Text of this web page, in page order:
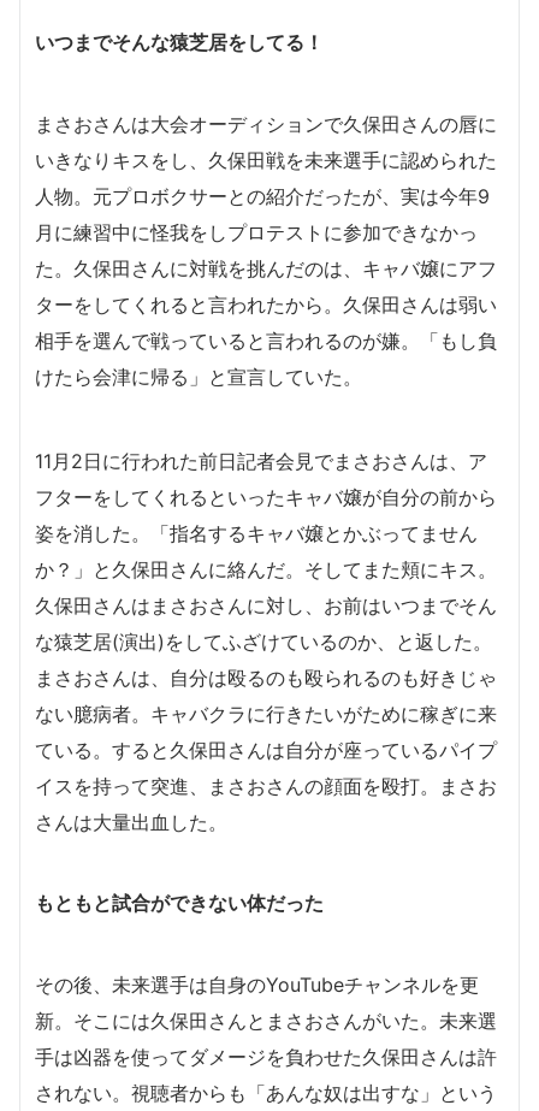
いつまでそんな猿芝居をしてる！
まさおさんは大会オーディションで久保田さんの唇に
いきなりキスをし、久保田戦を未来選手に認められた
人物。元プロボクサーとの紹介だったが、実は今年9
月に練習中に怪我をしプロテストに参加できなかっ
た。久保田さんに対戦を挑んだのは、キャバ嬢にアフ
ターをしてくれると言われたから。久保田さんは弱い
相手を選んで戦っていると言われるのが嫌。「もし負
けたら会津に帰る」と宣言していた。
11月2日に行われた前日記者会見でまさおさんは、ア
フターをしてくれるといったキャバ嬢が自分の前から
姿を消した。「指名するキャバ嬢とかぶってません
か？」と久保田さんに絡んだ。そしてまた頬にキス。
久保田さんはまさおさんに対し、お前はいつまでそん
な猿芝居(演出)をしてふざけているのか、と返した。
まさおさんは、自分は殴るのも殴られるのも好きじゃ
ない臆病者。キャバクラに行きたいがために稼ぎに来
ている。すると久保田さんは自分が座っているパイプ
イスを持って突進、まさおさんの顔面を殴打。まさお
さんは大量出血した。
もともと試合ができない体だった
その後、未来選手は自身のYouTubeチャンネルを更
新。そこには久保田さんとまさおさんがいた。未来選
手は凶器を使ってダメージを負わせた久保田さんは許
されない。視聴者からも「あんな奴は出すな」という